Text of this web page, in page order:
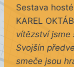
Sestava
KAREL
vítězství jsme
Svojšín
smeče jsou